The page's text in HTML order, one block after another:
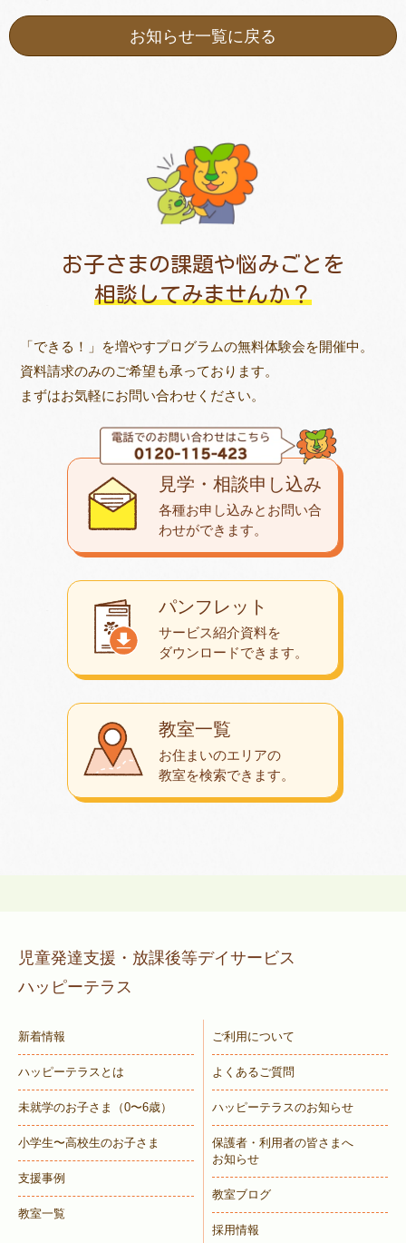
お知らせ一覧に戻る
お子さまの課題や悩みごとを
相談してみませんか？
「できる！」を増やすプログラムの無料体験会を開催中。
資料請求のみのご希望も承っております。
まずはお気軽にお問い合わせください。
教室一覧
お住まいのエリアの
教室を検索できます。
パンフレット
サービス紹介資料を
ダウンロードできます。
見学・相談申し込み
各種お申し込みとお問い合
わせができます。
児童発達支援・放課後等デイサービス
ハッピーテラス
新着情報
ハッピーテラスとは
未就学のお子さま （0〜6歳）
小学生〜高校生のお子さま
支援事例
教室一覧
ご利用について
よくあるご質問
ハッピーテラスのお知らせ
保護者・利用者の皆さまへ
お知らせ
教室ブログ
採用情報